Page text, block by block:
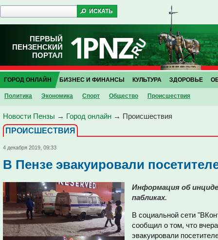
ПЕРВЫЙ
ПЕНЗЕНСКИЙ
ПОРТАЛ
ГОРОД ОНЛАЙН
Политика Экономика Спорт Общество Проиcшествия
БИЗНЕС И ФИНАНСЫ КУЛЬТУРА ЗДОРОВЬЕ
Новости Пензы → Город онлайн → Проиcшествия
ПРОИCШЕСТВИЯ
4 декабря 2019, 09:33
В Пензе эвакуировали
Информация об
пабликах.
В социальной сети
сообщил о том, что
эвакуировали